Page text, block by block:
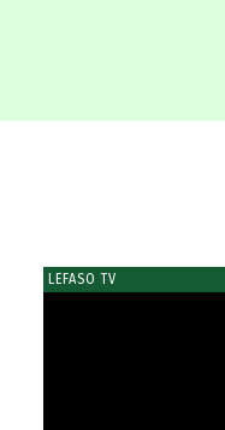
LEFASO TV